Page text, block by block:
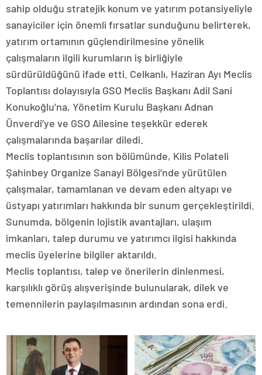
sahip olduğu stratejik konum ve yatırım potansiyeliyle
sanayiciler için önemli fırsatlar sunduğunu belirterek,
yatırım ortamının güçlendirilmesine yönelik
çalışmaların ilgili kurumların iş birliğiyle
sürdürüldüğünü ifade etti. Celkanlı, Haziran Ayı Meclis
Toplantısı dolayısıyla GSO Meclis Başkanı Adil Sani
Konukoğlu’na, Yönetim Kurulu Başkanı Adnan
Ünverdi’ye ve GSO Ailesine teşekkür ederek
çalışmalarında başarılar diledi.
Meclis toplantısının son bölümünde, Kilis Polateli
Şahinbey Organize Sanayi Bölgesi’nde yürütülen
çalışmalar, tamamlanan ve devam eden altyapı ve
üstyapı yatırımları hakkında bir sunum gerçekleştirildi.
Sunumda, bölgenin lojistik avantajları, ulaşım
imkanları, talep durumu ve yatırımcı ilgisi hakkında
meclis üyelerine bilgiler aktarıldı.
Meclis toplantısı, talep ve önerilerin dinlenmesi,
karşılıklı görüş alışverişinde bulunularak, dilek ve
temennilerin paylaşılmasının ardından sona erdi.